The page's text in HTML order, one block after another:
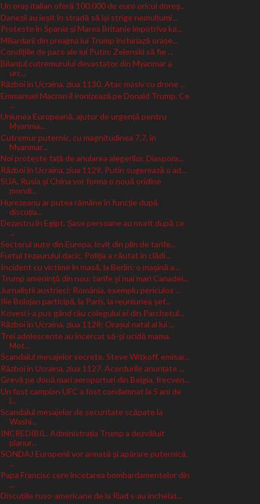
Un oraș italian oferă 100.000 de euro oricui doreș...
Danezii au ieșit în stradă să își strige nemulțumi...
Proteste în Spania și Marea Britanie împotriva lui...
Miliardarii din preajma lui Trump închiriază orașe...
Condițiile de pace ale lui Putin: Zelenski să fie ...
Bilanțul cutremurului devastator din Myanmar a
urc...
Război în Ucraina, ziua 1130. Atac masiv cu drone ...
Emmanuel Macron îl ironizează pe Donald Trump. Ce
...
Uniunea Europeană, ajutor de urgență pentru
Myanma...
Cutremur puternic, cu magnitudinea 7.7, în
Myanmar...
Noi proteste față de anularea alegerilor. Diaspora...
Război în Ucraina, ziua 1129. Putin sugerează o ad...
SUA, Rusia și China vor forma o nouă oridine
mondi...
Hurezeanu ar putea rămâne în funcție după
discuția...
Dezastru în Egipt. Șase persoane au murit după ce
...
Sectorul auto din Europa, lovit din plin de tarife...
Furtul tezaurului dacic. Poliţia a căutat în clădi...
Incident cu victime în masă, la Berlin: o mașină a...
Trump ameninţă din nou: tarife şi mai mari Canadei...
Jurnaliștii austrieci: România, exemplu periculos ...
Ilie Bolojan participă, la Paris, la reuniunea șef...
Kovesi i-a pus gând rău colegului ei din Parchetul...
Război în Ucraina, ziua 1128: Orașul natal al lui ...
Trei adolescente au încercat să-și ucidă mama.
Mot...
Scandalul mesajelor secrete. Steve Witkoff, emisar...
Război în Ucraina, ziua 1127. Acordurile anunțate ...
Grevă pe două mari aeroporturi din Belgia, frecven...
Un fost campion UFC a fost condamnat la 5 ani de
î...
Scandalul mesajelor de securitate scăpate la
Washi...
INCREDIBIL. Administrația Trump a dezvăluit
planur...
SONDAJ Europenii vor armată și apărare puternică,
...
Papa Francisc cere încetarea bombardamentelor din
...
Discuțiile ruso-americane de la Riad s-au încheiat...